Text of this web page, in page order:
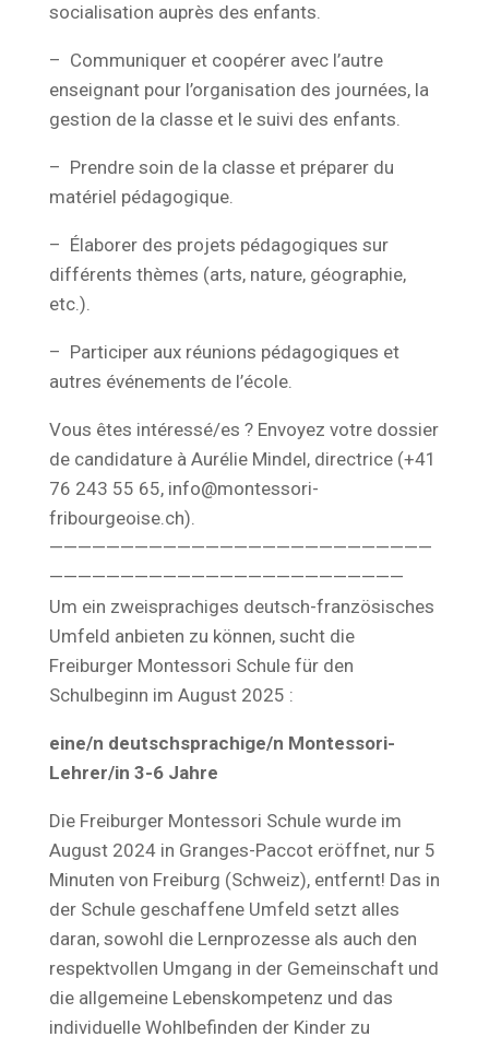
socialisation auprès des enfants.
– Communiquer et coopérer avec l’autre
enseignant pour l’organisation des journées, la
gestion de la classe et le suivi des enfants.
– Prendre soin de la classe et préparer du
matériel pédagogique.
– Élaborer des projets pédagogiques sur
différents thèmes (arts, nature, géographie,
etc.).
– Participer aux réunions pédagogiques et
autres événements de l’école.
Vous êtes intéressé/es ? Envoyez votre dossier
de candidature à Aurélie Mindel, directrice (+41
76 243 55 65, info@montessori-
fribourgeoise.ch).
———————————————————————————
—————————————————————————
Um ein zweisprachiges deutsch-französisches
Umfeld anbieten zu können, sucht die
Freiburger Montessori Schule für den
Schulbeginn im August 2025 :
eine/n deutschsprachige/n Montessori-
Lehrer/in 3-6 Jahre
Die Freiburger Montessori Schule wurde im
August 2024 in Granges-Paccot eröffnet, nur 5
Minuten von Freiburg (Schweiz), entfernt! Das in
der Schule geschaffene Umfeld setzt alles
daran, sowohl die Lernprozesse als auch den
respektvollen Umgang in der Gemeinschaft und
die allgemeine Lebenskompetenz und das
individuelle Wohlbefinden der Kinder zu